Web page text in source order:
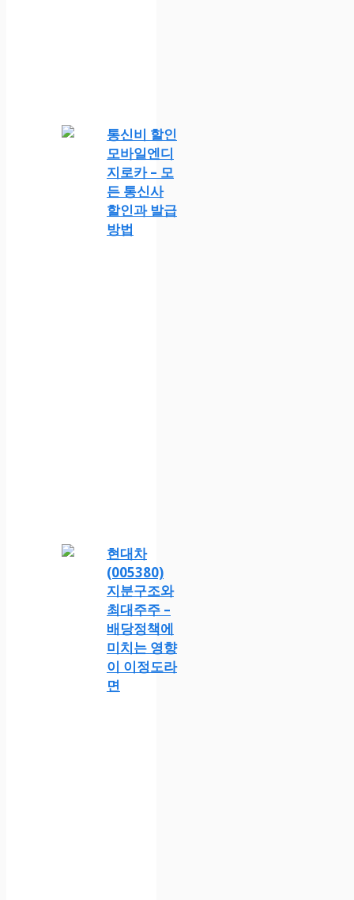
통신비 할인
모바일엔디
지로카 – 모
든 통신사
할인과 발급
방법
현대차
(005380)
지분구조와
최대주주 –
배당정책에
미치는 영향
이 이정도라
면